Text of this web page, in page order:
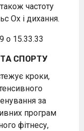
також частоту
Ox і дихання.
СПОРТУ
кроки,
за
програм
фітнесу,